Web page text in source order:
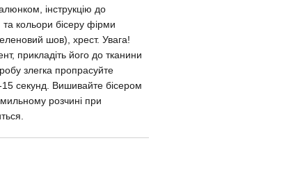
інструкцію до
кольори бісеру фірми
шов), хрест. Увага!
прикладіть його до тканини
злегка пропрасуйте
секунд. Вишивайте бісером
розчині при